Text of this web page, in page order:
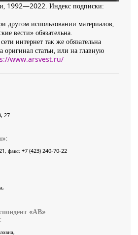
1992—2022. Индекс подписки:
другом использовании материалов,
вести» обязательна.
интернет так же обязательна
оригинал статьи, или на главную
www.arsvest.ru/
27
»:
, факс: +7 (423) 240-70-22
«АВ»